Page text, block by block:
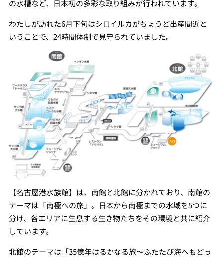
の水槽など、日本初の多彩な取り組みが行われています。
わたしが訪れた6月下旬はシロイルカがちょうど出産間近と
いうことで、24時間体制で見守られていました。
【名古屋港水族館】は、南館と北館に分かれており、南館の
テーマは「南極への旅」。日本から南極までの水域を5つに
分け、各エリアに生息する生き物たちをその環境と共に紹介
しています。
北館のテーマは「35億年はるかなる旅〜ふたたび海へもどっ